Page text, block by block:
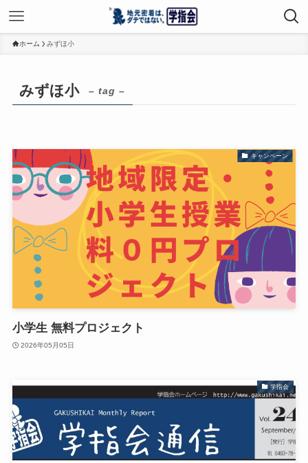
ホーム みずほ小
みずほ小 – tag –
キャンペーン
小学生 無料プロジェクト
2026年05月05日
学指会